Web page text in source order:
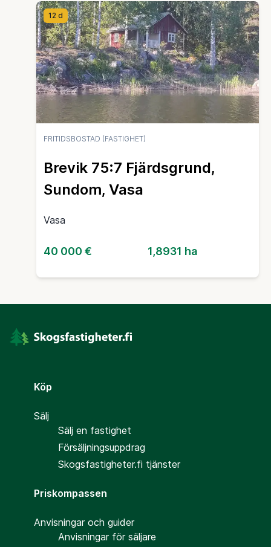
12 d
FRITIDSBOSTAD (FASTIGHET)
Brevik 75:7 Fjärdsgrund,
Sundom, Vasa
Vasa
40 000 € 1,8931 ha
Köp
Sälj
Sälj en fastighet
Försäljningsuppdrag
Skogsfastigheter.fi tjänster
Priskompassen
Anvisningar och guider
Anvisningar för säljare